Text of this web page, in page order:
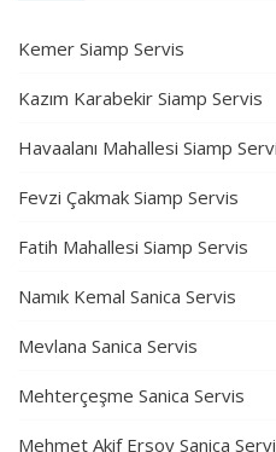
Kemer Siamp Servis
Kazım Karabekir Siamp Servis
Havaalanı Mahallesi Siamp
Fevzi Çakmak Siamp Servis
Fatih Mahallesi Siamp Servis
Namık Kemal Sanica Servis
Mevlana Sanica Servis
Mehterçeşme Sanica Servis
Mehmet Akif Ersoy Sanica